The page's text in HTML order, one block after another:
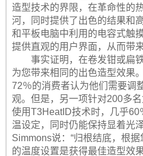
造型技术的界限，在革命性的
河，同时提供了出色的结果和
和平板电脑中利用的电容式触
提供直观的用户界面，从而带
事实证明，在卷发钳或扁
为您带来相同的出色造型效果
72％的消费者认为他们需要调
观。但是，另一项针对200多
使用T3HeatID技术时，几乎
温设定，同时仍能保持显着光
Simmons说：“归根结底，根
的温度设置是获得最佳造型效